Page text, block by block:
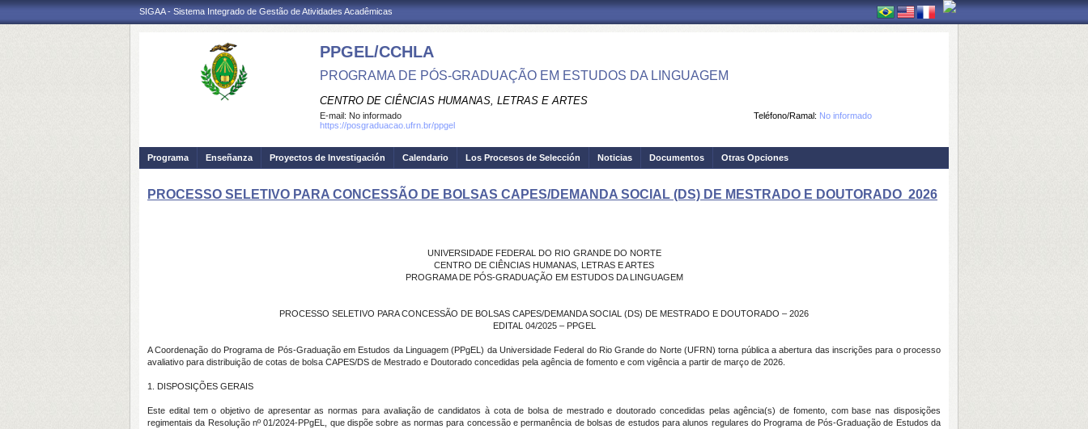
SIGAA - Sistema Integrado de Gestão de Atividades Acadêmicas
PPGEL/CCHLA
PROGRAMA DE PÓS-GRADUAÇÃO EM ESTUDOS DA LINGUAGEM
CENTRO DE CIÊNCIAS HUMANAS, LETRAS E ARTES
Teléfono/Ramal: No informado
E-mail: No informado
https://posgraduacao.ufrn.br/ppgel
Programa Enseñanza Proyectos de Investigación Calendario Los Procesos de Selección Noticias Documentos Otras Opciones
PROCESSO SELETIVO PARA CONCESSÃO DE BOLSAS CAPES/DEMANDA SOCIAL (DS) DE MESTRADO E DOUTORADO  2026
UNIVERSIDADE FEDERAL DO RIO GRANDE DO NORTE
CENTRO DE CIÊNCIAS HUMANAS, LETRAS E ARTES
PROGRAMA DE PÓS-GRADUAÇÃO EM ESTUDOS DA LINGUAGEM
PROCESSO SELETIVO PARA CONCESSÃO DE BOLSAS CAPES/DEMANDA SOCIAL (DS) DE MESTRADO E DOUTORADO – 2026
EDITAL 04/2025 – PPGEL
A Coordenação do Programa de Pós-Graduação em Estudos da Linguagem (PPgEL) da Universidade Federal do Rio Grande do Norte (UFRN) torna pública a abertura das inscrições para o processo
avaliativo para distribuição de cotas de bolsa CAPES/DS de Mestrado e Doutorado concedidas pela agência de fomento e com vigência a partir de março de 2026.
1. DISPOSIÇÕES GERAIS
Este edital tem o objetivo de apresentar as normas para avaliação de candidatos à cota de bolsa de mestrado e doutorado concedidas pelas agência(s) de fomento, com base nas disposições
regimentais da Resolução nº 01/2024-PPgEL, que dispõe sobre as normas para concessão e permanência de bolsas de estudos para alunos regulares do Programa de Pós-Graduação de Estudos da